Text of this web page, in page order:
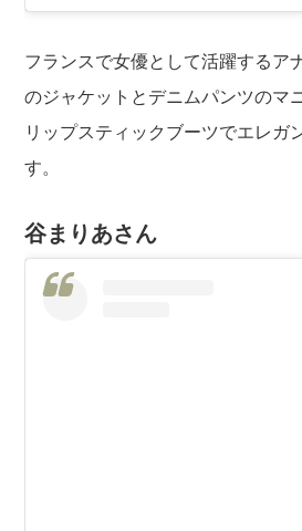
フランスで女優として活躍するア
のジャケットとデニムパンツのマ
リップスティックブーツでエレガ
す。
谷まりあさん